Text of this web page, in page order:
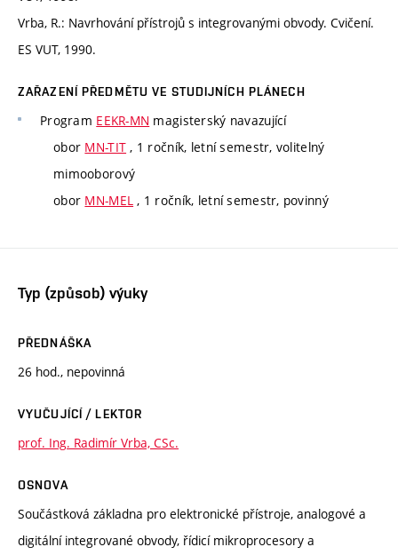
Vrba, R.: Navrhování přístrojů s integrovanými obvody. Cvičení.
ES VUT, 1990.
ZAŘAZENÍ PŘEDMĚTU VE STUDIJNÍCH PLÁNECH
Program EEKR-MN magisterský navazující
obor MN-TIT , 1 ročník, letní semestr, volitelný
mimooborový
obor MN-MEL , 1 ročník, letní semestr, povinný
Typ (způsob) výuky
PŘEDNÁŠKA
26 hod., nepovinná
VYUČUJÍCÍ / LEKTOR
prof. Ing. Radimír Vrba, CSc.
OSNOVA
Součástková základna pro elektronické přístroje, analogové a
digitální integrované obvody, řídicí mikroprocesory a